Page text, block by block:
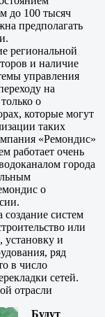
до 100 тысяч
предполагать
региональной
и наличие
управления
на
о
которые могут
таких
«Ремондис»
работает очень
города
о
систем
или
установку и
ряд
в число
сетей.
отрасли
Будут